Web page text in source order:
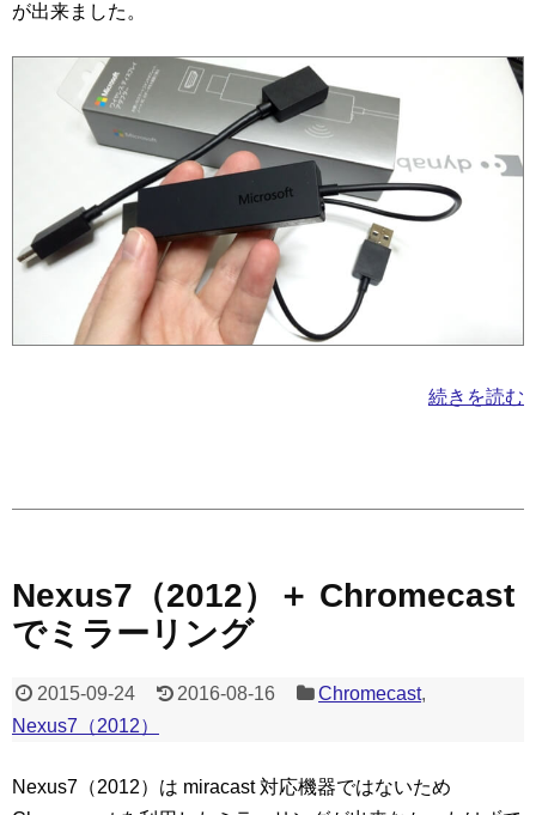
が出来ました。
続きを読む
Nexus7（2012）＋ Chromecast
でミラーリング
2015-09-24 2016-08-16 Chromecast,
Nexus7（2012）
Nexus7（2012）は miracast 対応機器ではないため